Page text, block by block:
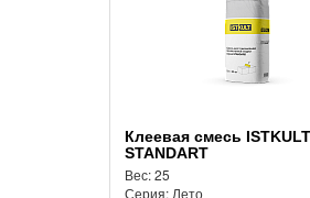
Клеевая смесь ISTKULT
STANDART
Вес: 25
Серия: Лето